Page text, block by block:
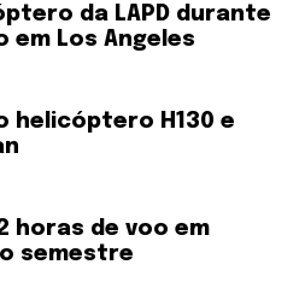
da LAPD durante
em Los Angeles
helicóptero H130 e
horas de voo em
semestre